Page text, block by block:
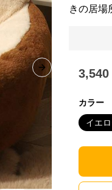
Next slide
きの居場
3,540
カラー
イエ